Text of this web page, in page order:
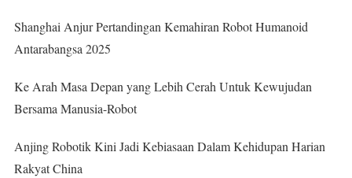
Shanghai Anjur Pertandingan Kemahiran Robot Humanoid
Antarabangsa 2025
Ke Arah Masa Depan yang Lebih Cerah Untuk Kewujudan
Bersama Manusia-Robot
Anjing Robotik Kini Jadi Kebiasaan Dalam Kehidupan Harian
Rakyat China